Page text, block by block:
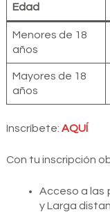
Edad
Menores de 18
años
Mayores de 18
años
Inscríbete: AQUÍ
Con tu inscripción
Acceso a las
y Larga